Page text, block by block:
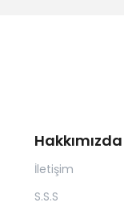
Hakkımızda
İletişim
S.S.S